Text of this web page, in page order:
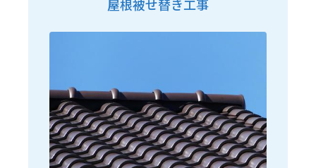
屋根被せ替き工事